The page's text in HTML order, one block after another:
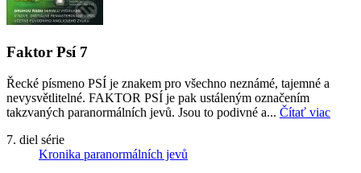
Faktor Psí 7
Řecké písmeno PSÍ je znakem pro všechno neznámé, tajemné a
nevysvětlitelné. FAKTOR PSÍ je pak ustáleným označením
takzvaných paranormálních jevů. Jsou to podivné a... Čítať viac
7. diel série
Kronika paranormálních jevů